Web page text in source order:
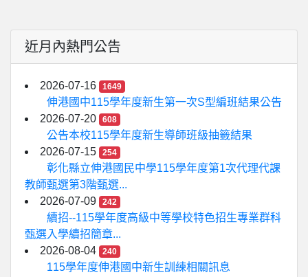
近月內熱門公告
2026-07-16 1649
伸港國中115學年度新生第一次S型編班結果公告
2026-07-20
608
公告本校115學年度新生導師班級抽籤結果
2026-07-15
254
彰化縣立伸港國民中學115學年度第1次代理代課
教師甄選第3階甄選...
2026-07-09
242
續招--115學年度高級中等學校特色招生專業群科
甄選入學續招簡章...
2026-08-04
240
115學年度伸港國中新生訓練相關訊息